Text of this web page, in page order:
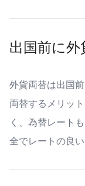
出国前に外
外貨両替は出国
両替するメリッ
く、為替レート
全でレートの良